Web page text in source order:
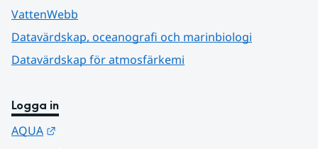
VattenWebb
Datavärdskap, oceanografi och marinbiologi
Datavärdskap för atmosfärkemi
Logga in
AQUA